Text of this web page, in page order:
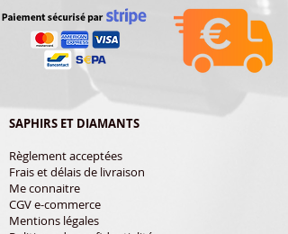
SAPHIRS ET DIAMANTS
Règlement acceptées
Frais et délais de livraison
Me connaitre
CGV e-commerce
Mentions légales